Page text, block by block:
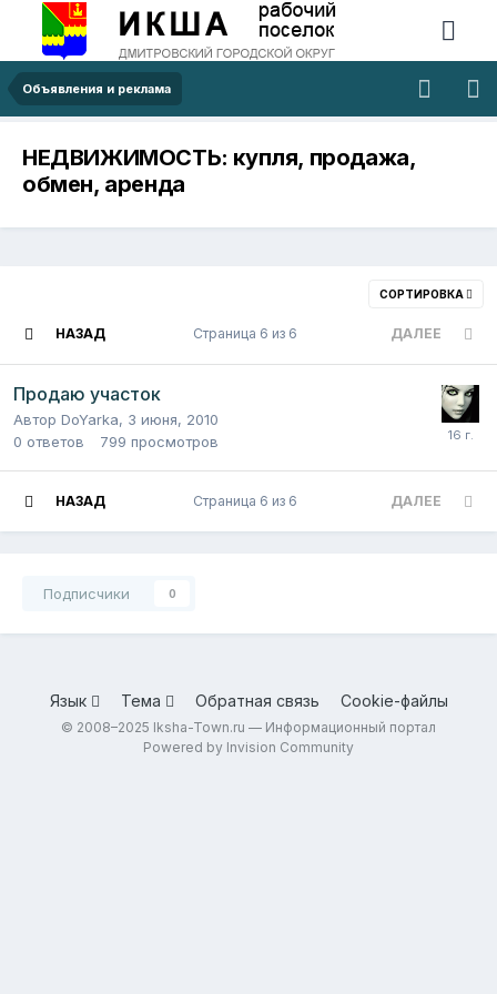
Объявления и реклама
НЕДВИЖИМОСТЬ: купля, продажа,
обмен, аренда
СОРТИРОВКА
НАЗАД ДАЛЕЕ
Страница 6 из 6
Продаю участок
Автор DoYarka, 3 июня, 2010
0 ответов 799 просмотров
НАЗАД ДАЛЕЕ
Страница 6 из 6
Подписчики 0
Язык Тема Обратная связь Cookie-файлы
© 2008–2025 Iksha-Town.ru — Информационный портал
Powered by Invision Community